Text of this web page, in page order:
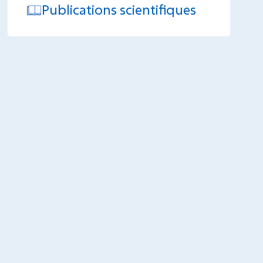
Publications scientifiques